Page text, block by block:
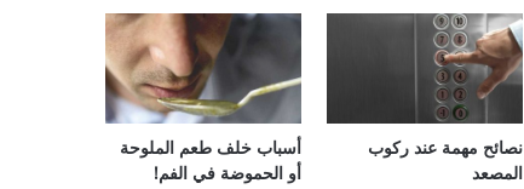
نصائح مهمة عند ركوب
المصعد
أسباب خلف طعم الملوحة
أو الحموضة في الفم!